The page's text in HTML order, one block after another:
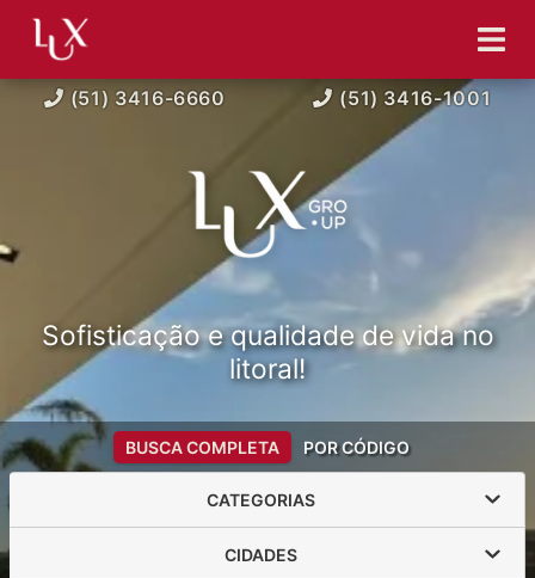
(51) 3416-6660 (51) 3416-1001
Sofisticação e qualidade de vida no
litoral!
BUSCA COMPLETA POR CÓDIGO
CATEGORIAS
CIDADES